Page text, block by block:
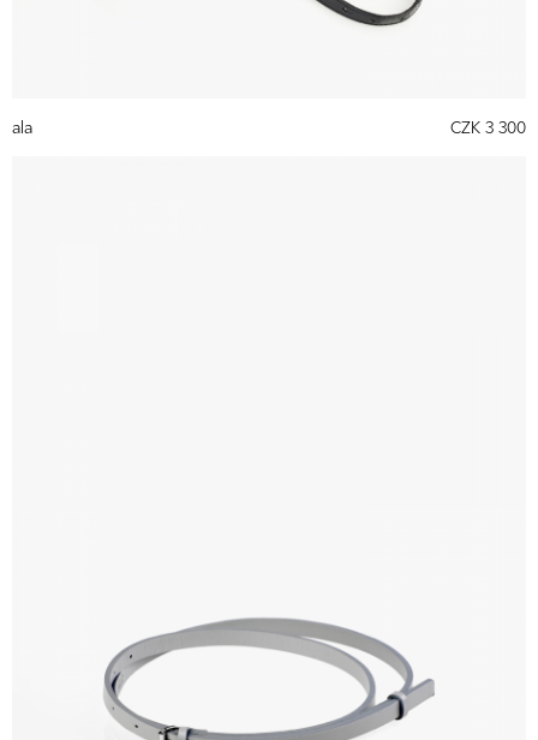
ala CZK 3 300